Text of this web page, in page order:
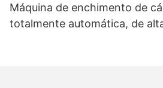
Máquina de enchimento de
totalmente automática, de